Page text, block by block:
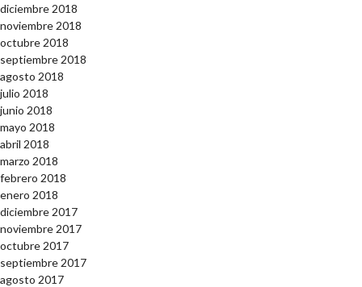
diciembre 2018
noviembre 2018
octubre 2018
septiembre 2018
agosto 2018
julio 2018
junio 2018
mayo 2018
abril 2018
marzo 2018
febrero 2018
enero 2018
diciembre 2017
noviembre 2017
octubre 2017
septiembre 2017
agosto 2017